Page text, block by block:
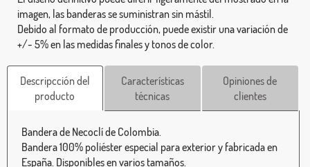
imagen, las banderas se suministran sin mástil.
Debido al formato de producción, puede existir una variación de
+/- 5% en las medidas finales y tonos de color.
Descripcción del
producto
Características
técnicas
Opiniones de
clientes
Bandera de Necoclí de Colombia.
Bandera 100% poliéster especial para exterior y fabricada en
España. Disponibles en varios tamaños.